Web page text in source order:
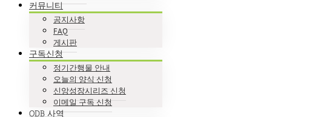
커뮤니티
공지사항
FAQ
게시판
구독신청
정기간행물 안내
오늘의 양식 신청
신앙성장시리즈 신청
이메일 구독 신청
ODB 사역